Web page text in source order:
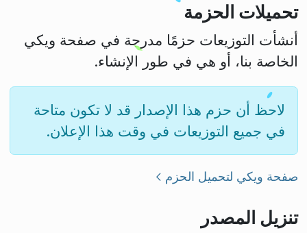
تحميلات الحزمة
أنشأت التوزيعات حزمًا مدرجة في صفحة ويكي
الخاصة بنا، أو هي في طور الإنشاء.
لاحظ أن حزم هذا الإصدار قد لا تكون متاحة
في جميع التوزيعات في وقت هذا الإعلان.
صفحة ويكي لتحميل الحزم
تنزيل المصدر